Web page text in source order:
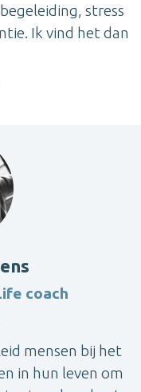
stress
Ik vind het dan
coach
mensen bij het
in hun leven om